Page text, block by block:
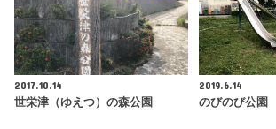
2017.10.14
世栄津（ゆえつ）の森公園
2019.6.14
のびのび公園